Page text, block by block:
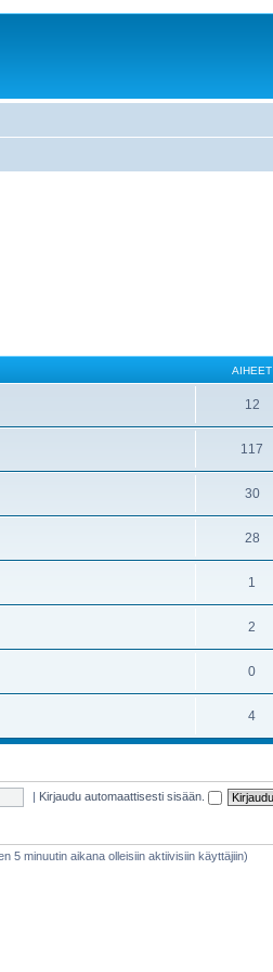
AIHEET
12
117
30
28
1
2
0
4
| Kirjaudu automaattisesti sisään.
5 minuutin aikana olleisiin aktiivisiin käyttäjiin)